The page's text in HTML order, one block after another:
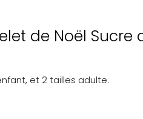
de Noël Sucre
et 2 tailles adulte.